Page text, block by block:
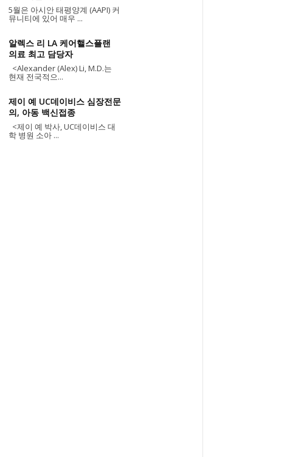
5월은 아시안 태평양계 (AAPI) 커
뮤니티에 있어 매우 ...
알렉스 리 LA 케어핼스플랜
의료 최고 담당자
<Alexander (Alex) Li, M.D.는
현재 전국적으...
제이 예 UC데이비스 심장전문
의, 아동 백신접종
<제이 예 박사, UC데이비스 대
학 병원 소아 ...